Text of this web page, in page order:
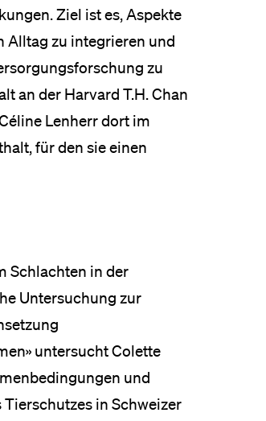
Ziel ist es, Aspekte
Alltag zu integrieren und
zu
an der Harvard T.H. Chan
Lenherr dort im
für den sie einen
Schlachten in der
Untersuchung zur
untersucht Colette
und
in Schweizer